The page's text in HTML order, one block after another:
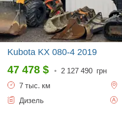
Kubota KX 080-4 2019
47 478 $ • 2 127 490 грн
7 тыс. км
Дизель